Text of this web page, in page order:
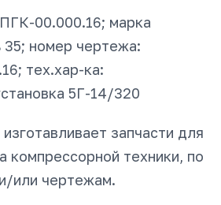
00.000.16; марка
35; номер чертежа:
тех.хар-ка:
5Г-14/320
изготавливает запчасти для
компрессорной техники, по
или чертежам.